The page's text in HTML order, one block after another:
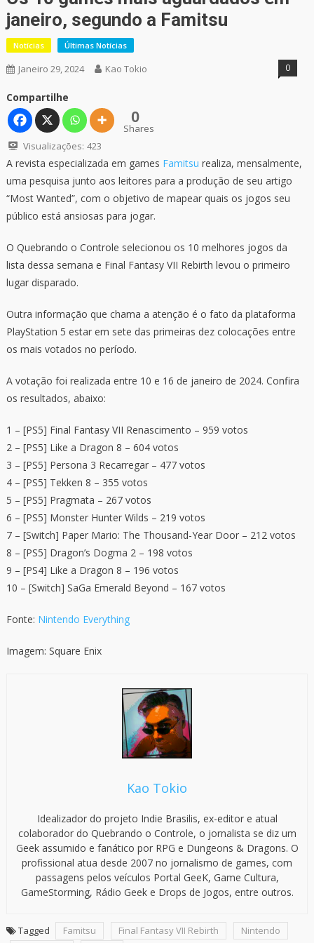
janeiro, segundo a Famitsu
Notícias Últimas Notícias
Janeiro 29, 2024 Kao Tokio 0
Compartilhe
0
Shares
Visualizações: 423
A revista especializada em games Famitsu realiza, mensalmente,
uma pesquisa junto aos leitores para a produção de seu artigo
“Most Wanted”, com o objetivo de mapear quais os jogos seu
público está ansiosas para jogar.
O Quebrando o Controle selecionou os 10 melhores jogos da
lista dessa semana e Final Fantasy VII Rebirth levou o primeiro
lugar disparado.
Outra informação que chama a atenção é o fato da plataforma
PlayStation 5 estar em sete das primeiras dez colocações entre
os mais votados no período.
A votação foi realizada entre 10 e 16 de janeiro de 2024. Confira
os resultados, abaixo:
1 – [PS5] Final Fantasy VII Renascimento – 959 votos
2 – [PS5] Like a Dragon 8 – 604 votos
3 – [PS5] Persona 3 Recarregar – 477 votos
4 – [PS5] Tekken 8 – 355 votos
5 – [PS5] Pragmata – 267 votos
6 – [PS5] Monster Hunter Wilds – 219 votos
7 – [Switch] Paper Mario: The Thousand-Year Door – 212 votos
8 – [PS5] Dragon’s Dogma 2 – 198 votos
9 – [PS4] Like a Dragon 8 – 196 votos
10 – [Switch] SaGa Emerald Beyond – 167 votos
Fonte: Nintendo Everything
Imagem: Square Enix
Kao Tokio
Idealizador do projeto Indie Brasilis, ex-editor e atual
colaborador do Quebrando o Controle, o jornalista se diz um
Geek assumido e fanático por RPG e Dungeons & Dragons. O
profissional atua desde 2007 no jornalismo de games, com
passagens pelos veículos Portal GeeK, Game Cultura,
GameStorming, Rádio Geek e Drops de Jogos, entre outros.
Tagged Famitsu Final Fantasy VII Rebirth
Nintendo